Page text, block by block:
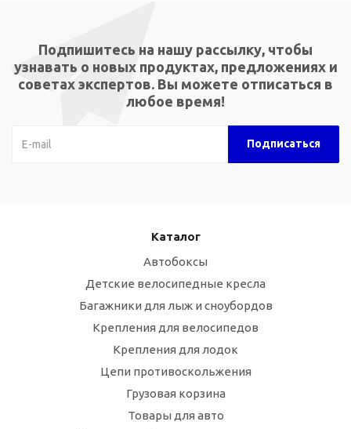
Подпишитесь на нашу рассылку, чтобы
узнавать о новых продуктах, предложениях и
советах экспертов. Вы можете отписаться в
любое время!
Каталог
Автобоксы
Детские велосипедные кресла
Багажники для лыж и сноубордов
Крепления для велосипедов
Крепления для лодок
Цепи противоскольжения
Грузовая корзина
Товары для авто